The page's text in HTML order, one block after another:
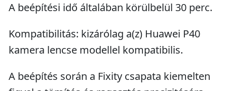
A beépítési idő általában körülbelül 30 perc.
Kompatibilitás: kizárólag a(z) Huawei P40
kamera lencse modellel kompatibilis.
A beépítés során a Fixity csapata kiemelten